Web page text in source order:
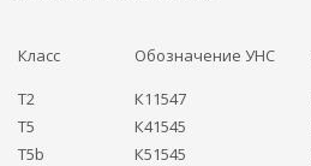
Класс Обозначение УНС
T2
К11547
T5
К41545
T5b
К51545